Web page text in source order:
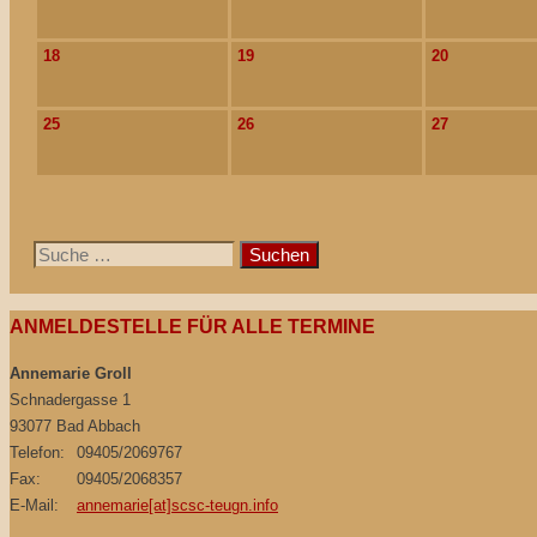
18 19 20
25 26 27
Suche
ANMELDESTELLE FÜR ALLE TERMINE
Annemarie Groll
Schnadergasse 1
93077 Bad Abbach
Telefon:
09405/2069767
Fax:
09405/2068357
E-Mail:
annemarie[at]scsc-teugn.info